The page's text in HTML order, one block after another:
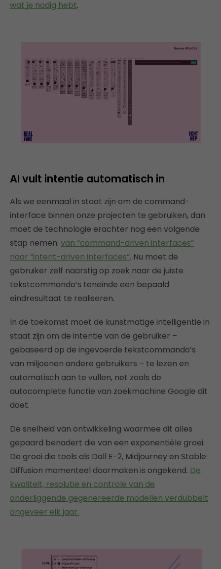
wat je nodig hebt.
AI vult intentie automatisch in
Als we eenmaal in staat zijn om de command-
interface binnen onze projecten te gebruiken, dan
moet de technologie erachter nog een volgende
stap nemen: van “command-driven interfaces”
naar “intent-driven interfaces”. Nu moet de
gebruiker zelf naarstig op zoek naar de juiste
tekstcommando’s teneinde een bepaald
eindresultaat te realiseren.
In de toekomst moet de kunstmatige intelligentie in
staat zijn om de intentie van de gebruiker –
gebaseerd op de ingevoerde tekstcommando’s
van miljoenen andere gebruikers – te lezen en
automatisch aan te vullen, net zoals de
autocomplete functie van zoekmachine Google dit
doet.
De snelheid van ontwikkeling waarmee dit alles
gepaard benadert die van een exponentiële groei.
De groei die tools als Dall E-2, Midjourney en Stable
Diffusion momenteel doormaken is ongekend. De
kwaliteit, resolutie en controle van de
onderliggende gegenereerde modellen verdubbelt
ongeveer elk jaar.